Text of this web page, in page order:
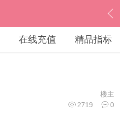
内容
在线充值 精品指标
楼主
2719
0